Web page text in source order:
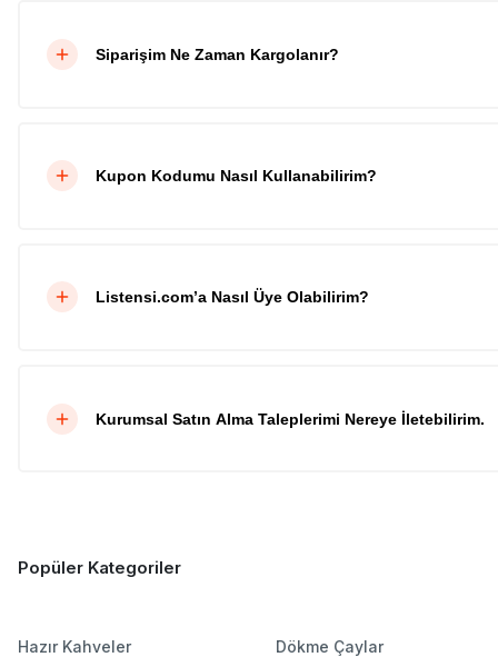
Siparişim Ne Zaman Kargolanır?
Kupon Kodumu Nasıl Kullanabilirim?
Listensi.com’a Nasıl Üye Olabilirim?
Kurumsal Satın Alma Taleplerimi Nereye İletebilirim.
Popüler Kategoriler
Hazır Kahveler Dökme Çaylar